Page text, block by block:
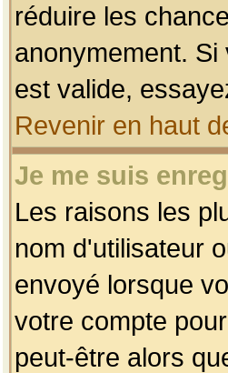
réduire les
anonymement.
est valide,
Revenir en haut
Je me suis
Les raisons les
nom d'utilisateur
envoyé lorsque
votre compte
peut-être alors